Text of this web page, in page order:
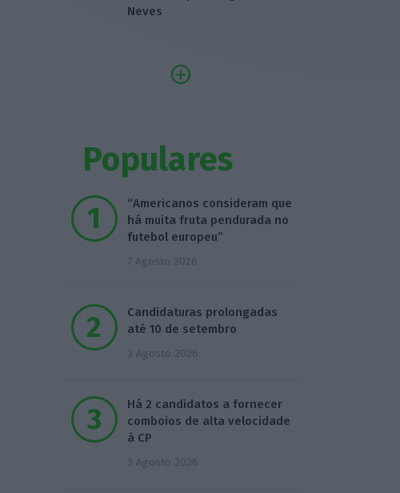
Neves
Populares
“Americanos consideram que
há muita fruta pendurada no
futebol europeu”
7 Agosto 2026
Candidaturas prolongadas
até 10 de setembro
3 Agosto 2026
Há 2 candidatos a fornecer
comboios de alta velocidade
à CP
3 Agosto 2026